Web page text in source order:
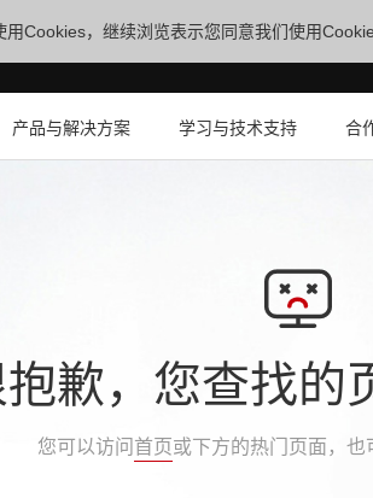
用Cookies，继续浏览表示您同意我们使用
产品与解决方案 学习与技术支持 合
歉，您查找的
您可以访问 首页或下方的热门页面，